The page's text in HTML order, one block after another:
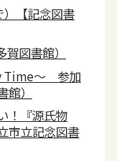
）【記念図書
図書館）
Time～ 参加
）
！『源氏物
市立記念図書